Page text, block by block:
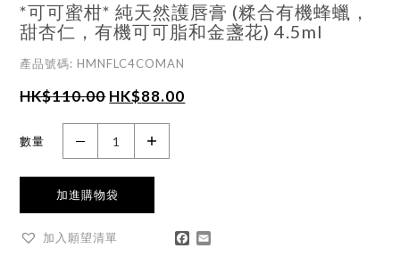
*可可蜜柑* 純天然護唇膏 (糅合有機蜂蠟，
甜杏仁，有機可可脂和金盞花) 4.5ml
產品號碼: HMNFLC4COMAN
HK$110.00 HK$88.00
數量
加進購物袋
加入願望清單 Facebook